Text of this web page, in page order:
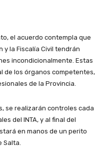
el acuerdo contempla que
y la Fiscalía Civil tendrán
incondicionalmente. Estas
de los órganos competentes,
de la Provincia.
se realizarán controles cada
del INTA, y al final del
en manos de un perito